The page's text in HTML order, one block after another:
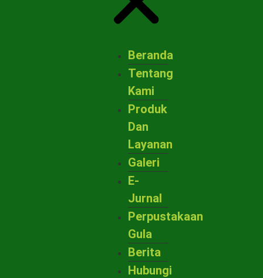
Beranda
Tentang
Kami
Produk
Dan
Layanan
Galeri
E-
Jurnal
Perpustakaan
Gula
Berita
Hubungi